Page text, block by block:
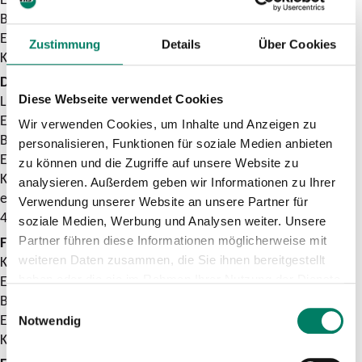
Zustimmung Details Über Cookies
Diese Webseite verwendet Cookies
Wir verwenden Cookies, um Inhalte und Anzeigen zu
personalisieren, Funktionen für soziale Medien anbieten
zu können und die Zugriffe auf unsere Website zu
analysieren. Außerdem geben wir Informationen zu Ihrer
Verwendung unserer Website an unsere Partner für
soziale Medien, Werbung und Analysen weiter. Unsere
Partner führen diese Informationen möglicherweise mit
weiteren Daten zusammen, die Sie ihnen bereitgestellt
Einwilligungsauswahl
Notwendig
Beginn: 19.30 Uhr
Einlasskarten: ab 12. Dezember 2024, 17 Uhr (max. vier
Karten pro Person)
Donnerstag, 30. Januar 2025: Dormagen Kulturhalle
Langemarckstraße 1-3 | 41539 Dormagen
Einlass: 18 Uhr
Beginn: 19.30 Uhr
Einlasskarten: ab 12. Dezember 2024, 16 Uhr (max. vier
Karten pro Person)
erhältlich bei: Sanitätshaus Salgert | Kölner Straße 151-153 |
41539 Dormagen
Freitag, 31. Januar 2025: Wirtshaus am Bock
Konrad-Adenauer-Platz 2 | 51465 Bergisch Gladbach
Einlass: 18 Uhr
Beginn: 19.30 Uhr
Einlasskarten: ab 12. Dezember 2024, 17 Uhr (max. vier
Karten pro Person)